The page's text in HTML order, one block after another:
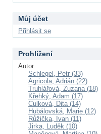
Můj účet
Přihlásit se
Prohlížení
Autor
Schlegel, Petr (33)
Agricola, Adrián (22)
Truhlářová, Zuzana (18)
Křehký, Adam (17)
Culková, Dita (14)
Hubálovská, Marie (12)
Růžička, Ivan (11)
Jirka, Luděk (10)